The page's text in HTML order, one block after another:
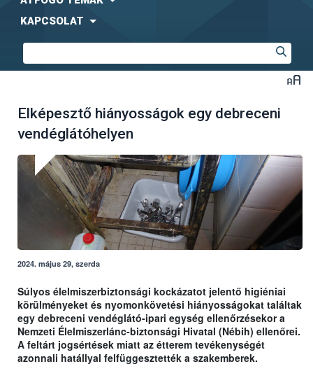
KAPCSOLAT
Elképesztő hiányosságok egy debreceni
vendéglátóhelyen
2024. május 29, szerda
Súlyos élelmiszerbiztonsági kockázatot jelentő higiéniai
körülményeket és nyomonkövetési hiányosságokat találtak
egy debreceni vendéglátó-ipari egység ellenőrzésekor a
Nemzeti Élelmiszerlánc-biztonsági Hivatal (Nébih) ellenőrei.
A feltárt jogsértések miatt az étterem tevékenységét
azonnali hatállyal felfüggesztették a szakemberek.